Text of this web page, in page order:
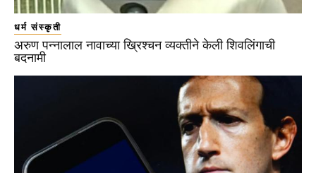
धर्म संस्कृती
अरुण पन्नालाल नावाच्या ख्रिश्चन व्यक्तीने केली शिवलिंगाची
बदनामी